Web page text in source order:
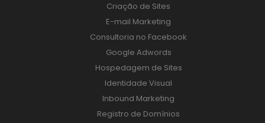
Criação de Sites
E-mail Marketing
Consultoria no Facebook
Google Adwords
Hospedagem de Sites
Identidade Visual
Inbound Marketing
Registro de Domínios